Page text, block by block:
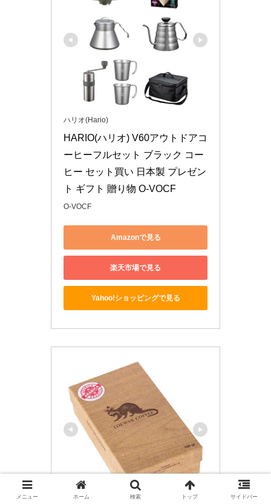
ハリオ(Hario)
HARIO(ハリオ) V60アウトドアコ
ーヒーフルセット ブラック コー
ヒー セット買い 日本製 プレゼン
ト ギフト 贈り物 O-VOCF
O-VOCF
Amazonで見る
楽天市場で見る
Yahoo!ショッピングで見る
メニュー ホーム 検索 トップ サイドバー